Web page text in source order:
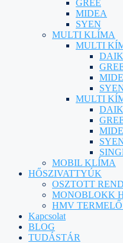
GREE
MIDEA
SYEN
MULTI KLÍMA
MULTI
MULTI
MOBIL KLÍMA
HŐSZIVATTYÚK
OSZTOTT
MONOBLOKK
HMV
Kapcsolat
BLOG
TUDÁSTÁR